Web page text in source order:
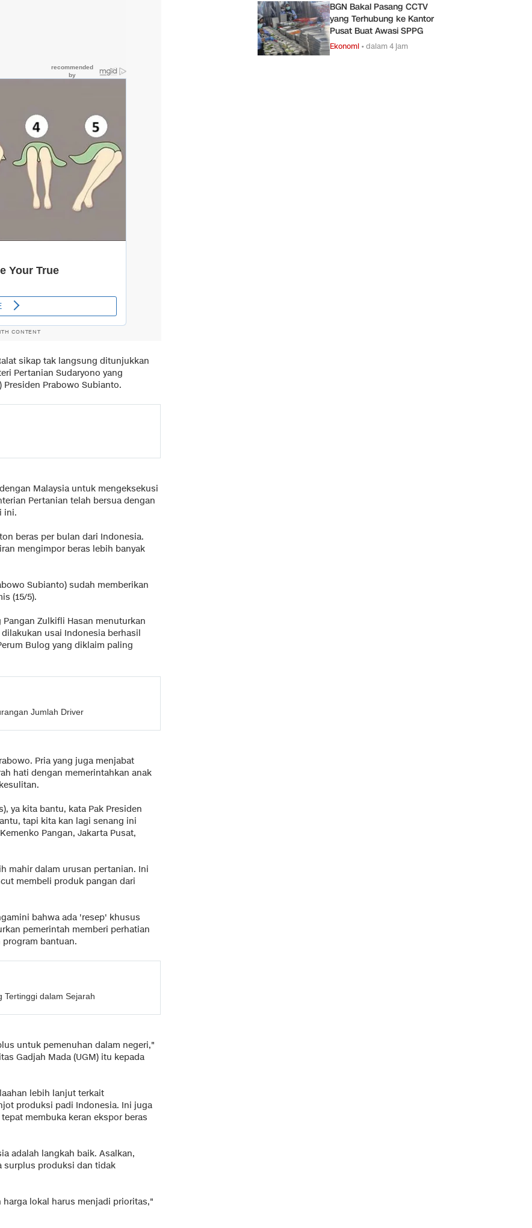
CONTENT
sikap tak langsung ditunjukkan
Pertanian Sudaryono yang
Prabowo Subianto.
Malaysia untuk mengeksekusi
Pertanian telah bersua dengan
ini.
beras per bulan dari Indonesia.
mengimpor beras lebih banyak
Subianto) sudah memberikan
(15/5).
Zulkifli Hasan menuturkan
usai Indonesia berhasil
Bulog yang diklaim paling
Jumlah Driver
Pria yang juga menjabat
hati dengan memerintahkan anak
ya kita bantu, kata Pak Presiden
tapi kita kan lagi senang ini
Pangan, Jakarta Pusat,
mahir dalam urusan pertanian. Ini
membeli produk pangan dari
bahwa ada 'resep' khusus
pemerintah memberi perhatian
bantuan.
Tertinggi dalam Sejarah
untuk pemenuhan dalam negeri,"
Gadjah Mada (UGM) itu kepada
lebih lanjut terkait
produksi padi Indonesia. Ini juga
membuka keran ekspor beras
adalah langkah baik. Asalkan,
surplus produksi dan tidak
lokal harus menjadi prioritas,"
BGN Bakal Pasang CCTV
yang Terhubung ke Kantor
Pusat Buat Awasi SPPG
Ekonomi •dalam 4 jam